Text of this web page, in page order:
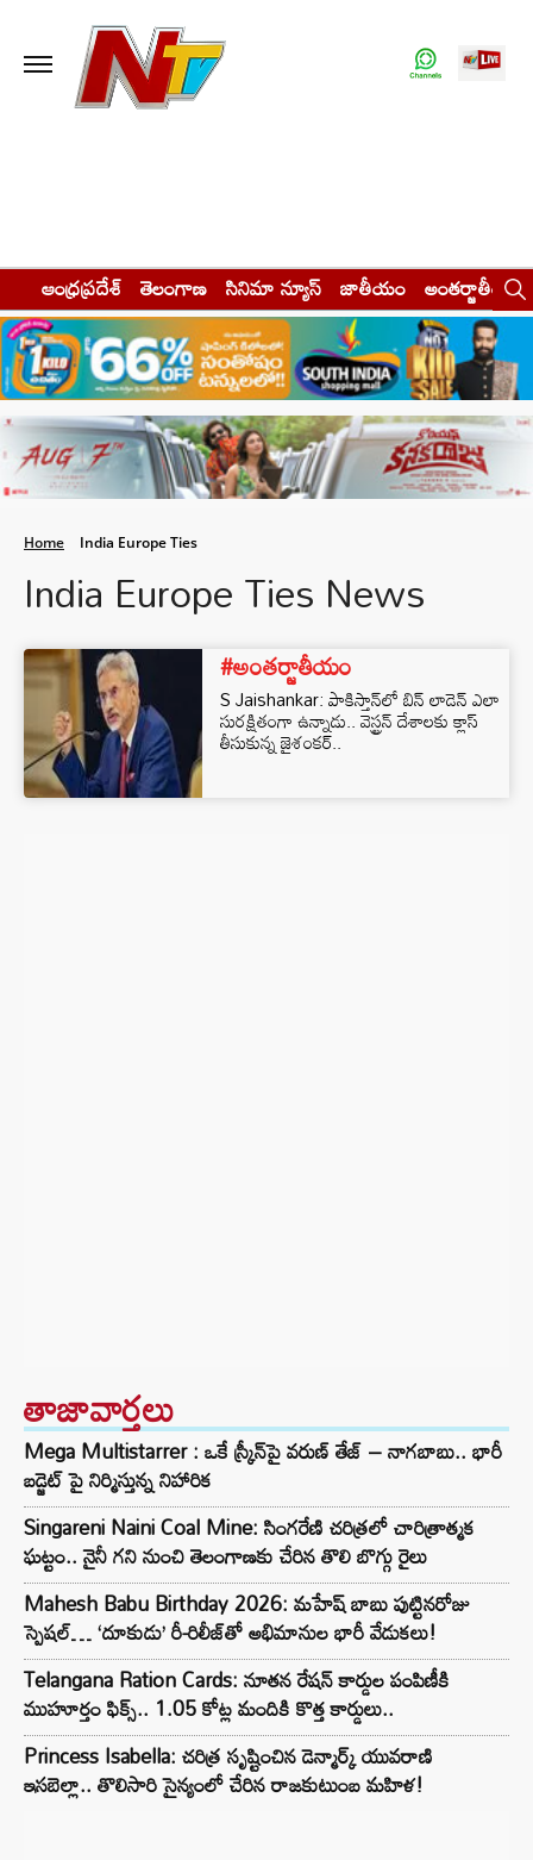
ఆంధ్రప్రదేశ్ తెలంగాణ సినిమా న్యూస్ జాతీయం అంతర్జాతీయం
Home India Europe Ties
India Europe Ties News
#అంతర్జాతీయం
S Jaishankar: పాకిస్తాన్‌లో బిన్ లాడెన్ ఎలా
సురక్షితంగా ఉన్నాడు.. వెస్ట్రన్ దేశాలకు క్లాస్
తీసుకున్న జైశంకర్..
తాజావార్తలు
Mega Multistarrer : ఒకే స్క్రీన్‌పై వరుణ్ తేజ్ – నాగబాబు.. భారీ
బడ్జెట్ పై నిర్మిస్తున్న నిహారిక
Singareni Naini Coal Mine: సింగరేణి చరిత్రలో చారిత్రాత్మక
ఘట్టం.. నైనీ గని నుంచి తెలంగాణకు చేరిన తొలి బొగ్గు రైలు
Mahesh Babu Birthday 2026: మహేష్ బాబు పుట్టినరోజు
స్పెషల్… ‘దూకుడు’ రీ-రిలీజ్‌తో అభిమానుల భారీ వేడుకలు!
Telangana Ration Cards: నూతన రేషన్ కార్డుల పంపిణీకి
ముహూర్తం ఫిక్స్‌.. 1.05 కోట్ల మందికి కొత్త కార్డులు..
Princess Isabella: చరిత్ర సృష్టించిన డెన్మార్క్ యువరాణి
ఇసబెల్లా.. తొలిసారి సైన్యంలో చేరిన రాజకుటుంబ మహిళ!